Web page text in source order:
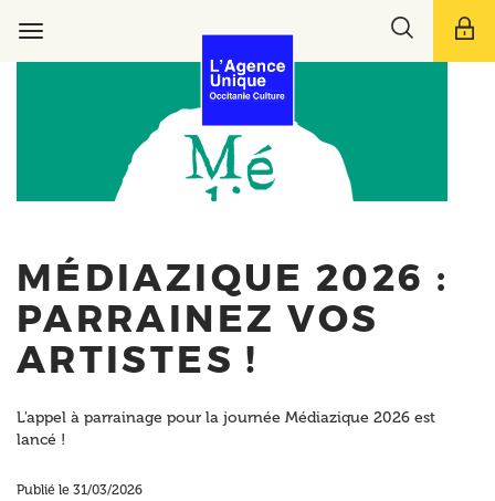
Toggle
MÉDIAZIQUE 2026 :
PARRAINEZ VOS
ARTISTES !
L'appel à parrainage pour la journée Médiazique 2026 est
lancé !
Publié le 31/03/2026